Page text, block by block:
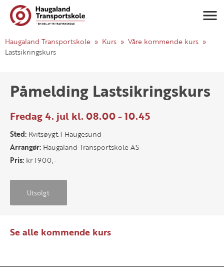
Haugaland Transportskole Kurs
Våre kommende kurs
Lastsikringskurs
Påmelding Lastsikringskurs
Fredag 4. jul kl. 08.00 - 10.45
Sted: Kvitsøygt.1 Haugesund
Arrangør: Haugaland Transportskole AS
Pris: kr 1900,-
Utsolgt
Se alle kommende kurs